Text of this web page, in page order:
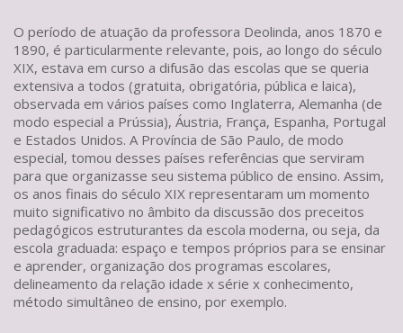
O período de atuação da professora Deolinda, anos 1870 e
1890, é particularmente relevante, pois, ao longo do século
XIX, estava em curso a difusão das escolas que se queria
extensiva a todos (gratuita, obrigatória, pública e laica),
observada em vários países como Inglaterra, Alemanha (de
modo especial a Prússia), Áustria, França, Espanha, Portugal
e Estados Unidos. A Província de São Paulo, de modo
especial, tomou desses países referências que serviram
para que organizasse seu sistema público de ensino. Assim,
os anos finais do século XIX representaram um momento
muito significativo no âmbito da discussão dos preceitos
pedagógicos estruturantes da escola moderna, ou seja, da
escola graduada: espaço e tempos próprios para se ensinar
e aprender, organização dos programas escolares,
delineamento da relação idade x série x conhecimento,
método simultâneo de ensino, por exemplo.